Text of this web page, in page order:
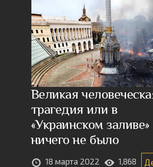
Великая
трагедия или в
«Украинском заливе»
ничего не было
18 марта 2022 1,868